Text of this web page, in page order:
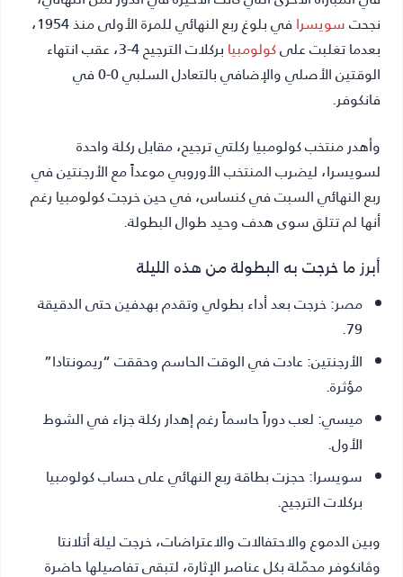
نجحتسويسرا
في بلوغ ربع النهائي للمرة الأولى منذ 1954،
بعدما تغلبت علىكولومبيا
بركلات الترجيح 4-3، عقب انتهاء
الوقتين الأصلي والإضافي بالتعادل السلبي 0-0 في
فانكوفر.
وأهدر منتخب كولومبيا ركلتي ترجيح، مقابل ركلة واحدة
لسويسرا، ليضرب المنتخب الأوروبي موعداً مع الأرجنتين في
ربع النهائي السبت في كنساس، في حين خرجت كولومبيا رغم
أنها لم تتلق سوى هدف وحيد طوال البطولة.
أبرز ما خرجت به البطولة من هذه الليلة
مصر:خرجت بعد أداء بطولي وتقدم بهدفين حتى الدقيقة
79.
الأرجنتين:عادت في الوقت الحاسم وحققت “ريمونتادا”
مؤثرة.
ميسي:لعب دوراً حاسماً رغم إهدار ركلة جزاء في الشوط
الأول.
سويسرا:حجزت بطاقة ربع النهائي على حساب كولومبيا
بركلات الترجيح.
وبين الدموع والاحتفالات والاعتراضات، خرجت ليلة أتلانتا
وڤانكوفر محمّلة بكل عناصر الإثارة، لتبقى تفاصيلها حاضرة